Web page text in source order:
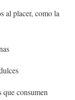
al placer, como la
que consumen